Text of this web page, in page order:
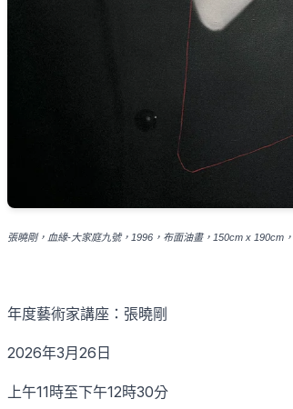
張曉剛，血緣-大家庭九號， 1996 ，布面油畫， 150cm x 190cm ，
年度藝術家講座：張曉剛
2026年3月26日
上午11時至下午12時30分